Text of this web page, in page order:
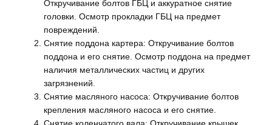
Откручивание болтов ГБЦ и аккуратное снятие
головки. Осмотр прокладки ГБЦ на предмет
повреждений.
Снятие поддона картера: Откручивание болтов
поддона и его снятие. Осмотр поддона на предмет
наличия металлических частиц и других
загрязнений.
Снятие масляного насоса: Откручивание болтов
крепления масляного насоса и его снятие.